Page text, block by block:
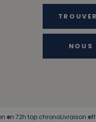
NOUS
top chronoLivraison offerte